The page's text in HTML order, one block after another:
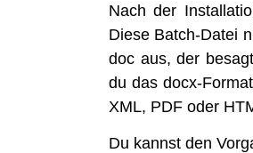
Nach der
Die­se Batch-Datei
doc aus, der
du das docx-
XML, PDF oder
Du kannst den